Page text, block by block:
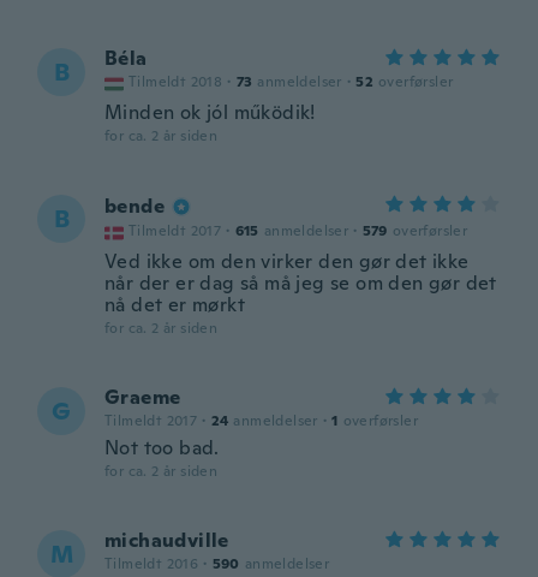
B Béla
Tilmeldt 2018 · 73 anmeldelser · 52 overførsler
Minden ok jól működik!
for ca. 2 år siden
B bende
Tilmeldt 2017 · 615 anmeldelser · 579 overførsler
Ved ikke om den virker den gør det ikke
når der er dag så må jeg se om den gør det
nå det er mørkt
for ca. 2 år siden
G Graeme
Tilmeldt 2017 · 24 anmeldelser · 1 overførsler
Not too bad.
for ca. 2 år siden
M michaudville
Tilmeldt 2016 · 590 anmeldelser